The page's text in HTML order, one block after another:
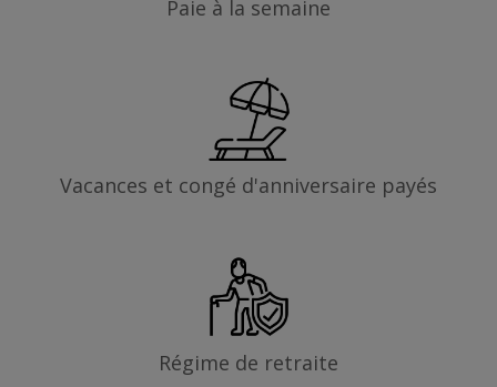
Paie à la semaine
Vacances et congé d'anniversaire payés
Régime de retraite